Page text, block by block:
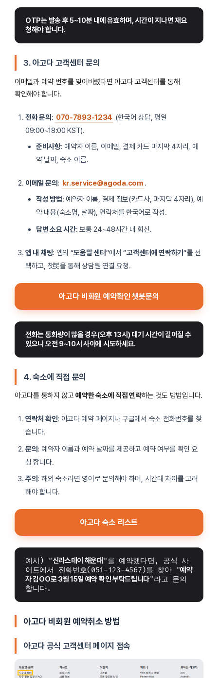
OTP는 발송 후 5~10분 내에 유효하며, 시간이 지나면 재요
청해야 합니다.
3. 아고다 고객센터 문의
이메일과 예약 번호를 잊어버렸다면 아고다 고객센터를 통해
확인해야 합니다.
전화 문의 : 070-7893-1234 (한국어 상담, 평일
09:00~18:00 KST).
준비사항: 예약자 이름, 이메일, 결제 카드 마지막 4자리, 예
약 날짜, 숙소 이름.
이메일 문의 : kr.service@agoda.com .
작성 방법: 예약자 이름, 결제 정보(카드사, 마지막 4자리), 예
약 내용(숙소명, 날짜), 연락처를 한국어로 작성.
답변 소요 시간: 보통 24~48시간 내 회신.
앱 내 채팅: 앱의 “도움말 센터“에서 “고객센터에 연락하기“를 선
택하고, 챗봇을 통해 상담원 연결 요청.
아고다 비회원 예약확인 챗봇문의
전화는 통화량이 많을 경우(오후 13시) 대기 시간이 길어질 수
있으니 오전 9~10시 사이에 시도하세요.
4. 숙소에 직접 문의
아고다를 통하지 않고예약한 숙소에 직접 연락하는 것도 방법입니다.
연락처 확인: 아고다 예약 페이지나 구글에서 숙소 전화번호를 찾
습니다.
문의 : 예약자 이름과 예약 날짜를 제공하고 예약 여부를 확인 요
청 합니다.
주의 : 해외 숙소라면 영어로 문의해야 하며, 시간대 차이를 고려
해야 합니다.
아고다 숙소 리스트
예시) "신라스테이 해운대 "를 예약했다면, 공식 사
이트에서 전화번호(051-123-4567)를 찾아 "예약
자 김OO로 3월 15일 예약 확인 부탁드립니다"라고 문의
합니다.
아고다 비회원 예약취소 방법
아고다 공식 고객센터 페이지 접속